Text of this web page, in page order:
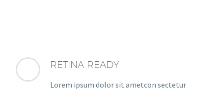
RETINA READY
Lorem ipsum dolor sit ametcon sectetur